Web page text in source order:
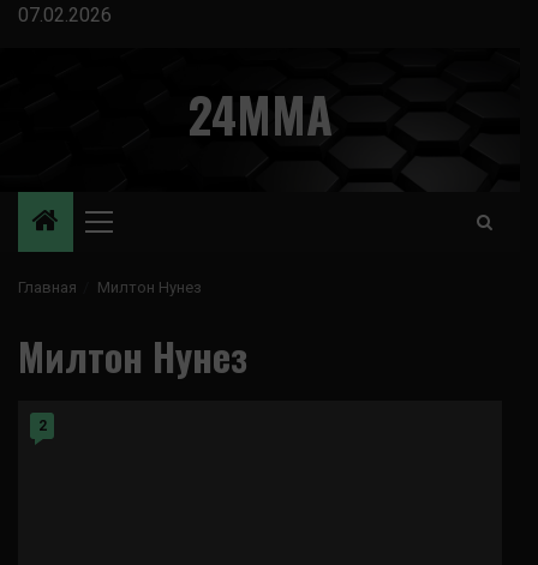
Перейти
07.02.2026
24MMA
Основное
Главная Милтон Нунез
Милтон Нунез
2